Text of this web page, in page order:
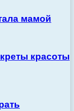
мамой
красоты